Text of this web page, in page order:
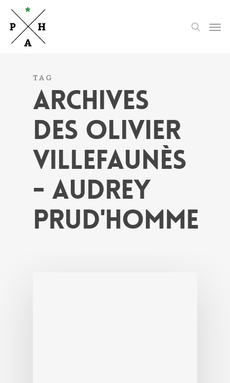
main
content
search
TAG
ARCHIVES
DES OLIVIER
VILLEFAUNÈS
- AUDREY
PRUD'HOMME